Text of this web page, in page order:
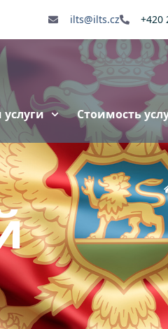
ilts@ilts.cz +420
Стоимость